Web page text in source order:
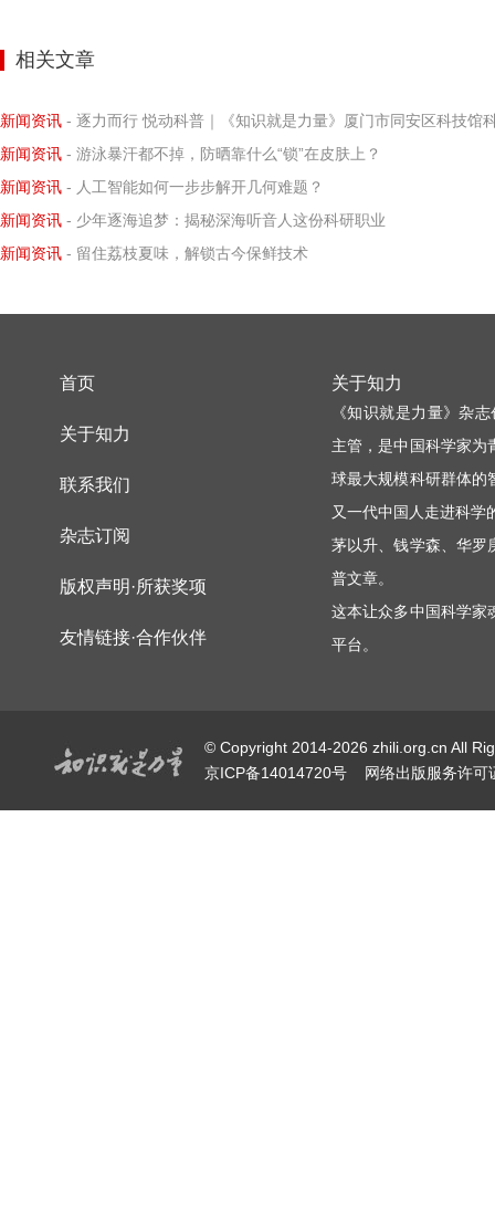
相关文章
新闻资讯 - 逐力而行 悦动科普｜《知识就是力量》厦门市同安区科技馆科学小记者探寻阿基米德力学
新闻资讯 - 游泳暴汗都不掉，防晒靠什么“锁”在皮肤上？
新闻资讯 - 人工智能如何一步步解开几何难题？
新闻资讯 - 少年逐海追梦：揭秘深海听音人这份科研职业
新闻资讯 - 留住荔枝夏味，解锁古今保鲜技术
首页
关于知力
联系我们
杂志订阅
版权声明·所获奖项
友情链接·合作伙伴
关于知力
《知识就是力量》杂
主管，是中国科学家为
球最大规模科研群体的
又一代中国人走进科学
茅以升、钱学森、华罗
普文章。
这本让众多中国科学家
平台。
© Copyright 2014-2026 zhili.org.cn All
京ICP备14014720号
网络出版服务许可